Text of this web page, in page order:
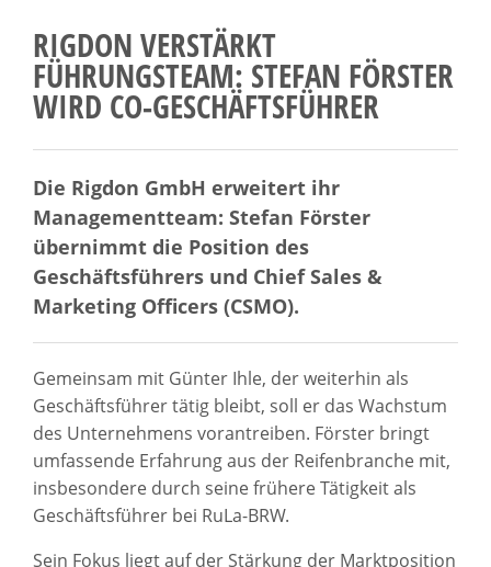
RIGDON VERSTÄRKT
FÜHRUNGSTEAM: STEFAN FÖRSTER
WIRD CO-GESCHÄFTSFÜHRER
Die Rigdon GmbH erweitert ihr
Managementteam: Stefan Förster
übernimmt die Position des
Geschäftsführers und Chief Sales &
Marketing Officers (CSMO).
Gemeinsam mit Günter Ihle, der weiterhin als
Geschäftsführer tätig bleibt, soll er das Wachstum
des Unternehmens vorantreiben. Förster bringt
umfassende Erfahrung aus der Reifenbranche mit,
insbesondere durch seine frühere Tätigkeit als
Geschäftsführer bei RuLa-BRW.
Sein Fokus liegt auf der Stärkung der Marktposition